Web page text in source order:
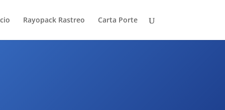
Rayopack Rastreo Carta Porte